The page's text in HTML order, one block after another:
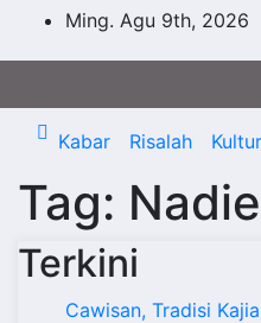
Ming. Agu 9th, 2026
Kabar Risalah
Tag:
Terkini
Cawisan, Tradisi